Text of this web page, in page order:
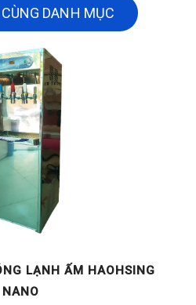
DANH MỤC
LẠNH ẤM HAOHSING
NANO